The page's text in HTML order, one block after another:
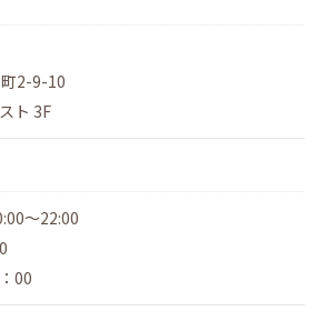
2-9-10
ト 3F
～22:00
00